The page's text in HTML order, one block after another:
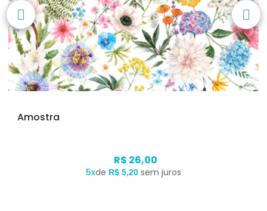
Amostra
R$ 26,00
5xde R$ 5,20 sem juros